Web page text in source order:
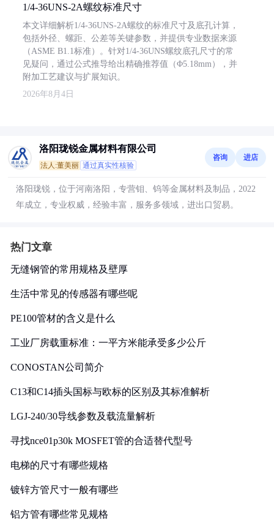
1/4-36UNS-2A螺纹标准尺寸
本文详细解析1/4-36UNS-2A螺纹的标准尺寸及底孔计算，
包括外径、螺距、公差等关键参数，并提供专业数据来源
（ASME B1.1标准）。针对1/4-36UNS螺纹底孔尺寸的常
见疑问，通过公式推导给出精确推荐值（Φ5.18mm），并
附加工艺建议与扩展知识。
2026年8月4日
洛阳珑锐金属材料有限公司
法人:董美丽 通过真实性核验
咨询 进店
洛阳珑锐，位于河南洛阳，专营钼、钨等金属材料及制品，2022
年成立，专业权威，经验丰富，服务多领域，进出口贸易。
热门文章
无缝钢管的常用规格及壁厚
生活中常见的传感器有哪些呢
PE100管材的含义是什么
工业厂房载重标准：一平方米能承受多少公斤
CONOSTAN公司简介
C13和C14插头国标与欧标的区别及其标准解析
LGJ-240/30导线参数及载流量解析
寻找nce01p30k MOSFET管的合适替代型号
电梯的尺寸有哪些规格
镀锌方管尺寸一般有哪些
铝方管有哪些常见规格